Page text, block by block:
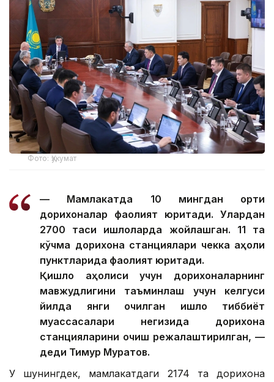
Фото: Ҳукумат
— Мамлакатда 10 мингдан ортиқ
дорихоналар фаолият юритади. Улардан
2700 таси қишлоқларда жойлашган. 11 та
кўчма дорихона станциялари чекка аҳоли
пунктларида фаолият юритади.
Қишлоқ аҳолиси учун дорихоналарнинг
мавжудлигини таъминлаш учун келгуси
йилда янги очилган қишлоқ тиббиёт
муассасалари негизида дорихона
станцияларини очиш режалаштирилган, —
деди Тимур Муратов.
У шунингдек, мамлакатдаги 2174 та дорихона